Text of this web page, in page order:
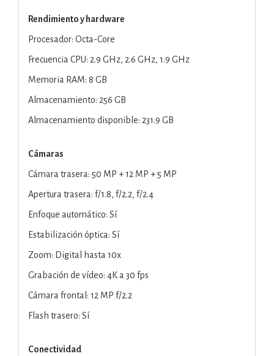
Rendimiento y hardware
Procesador: Octa-Core
Frecuencia CPU: 2.9 GHz, 2.6 GHz, 1.9 GHz
Memoria RAM: 8 GB
Almacenamiento: 256 GB
Almacenamiento disponible: 231.9 GB
Cámaras
Cámara trasera: 50 MP + 12 MP + 5 MP
Apertura trasera: f/1.8, f/2.2, f/2.4
Enfoque automático: Sí
Estabilización óptica: Sí
Zoom: Digital hasta 10x
Grabación de vídeo: 4K a 30 fps
Cámara frontal: 12 MP f/2.2
Flash trasero: Sí
Conectividad